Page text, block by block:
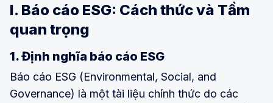
I. Báo cáo ESG: Cách thức và Tầm
quan trọng
1. Định nghĩa báo cáo ESG
Báo cáo ESG (Environmental, Social, and
Governance) là một tài liệu chính thức do các